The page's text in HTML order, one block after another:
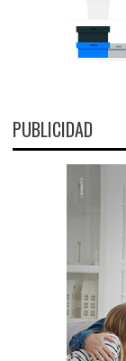
PUBLICIDAD